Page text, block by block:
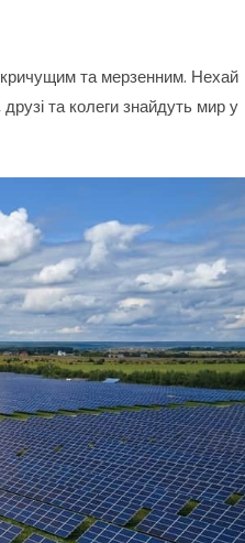
та мерзенним. Нехай
та колеги знайдуть мир у